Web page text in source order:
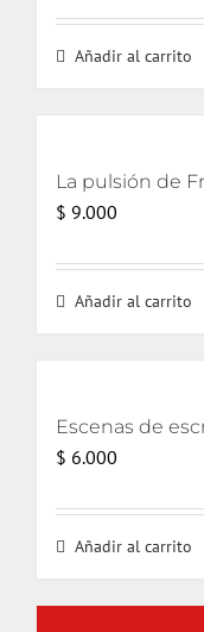
original
era:
Añadir al carrito
$ 9.000
Añadir al carrito
$ 6.000
Añadir al carrito